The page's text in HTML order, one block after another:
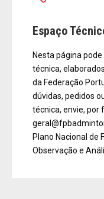
Espaço
Nesta página
técnica,
da Federação
dúvidas, pedidos
técnica, envie, por
Plano Nacional de
Observação e